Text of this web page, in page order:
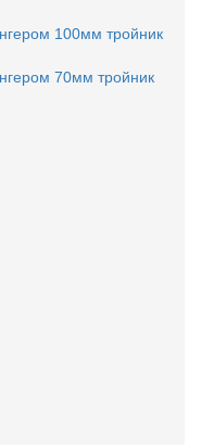
100мм тройник
70мм тройник